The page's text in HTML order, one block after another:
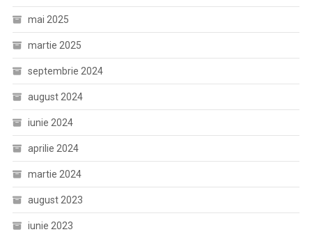
mai 2025
martie 2025
septembrie 2024
august 2024
iunie 2024
aprilie 2024
martie 2024
august 2023
iunie 2023